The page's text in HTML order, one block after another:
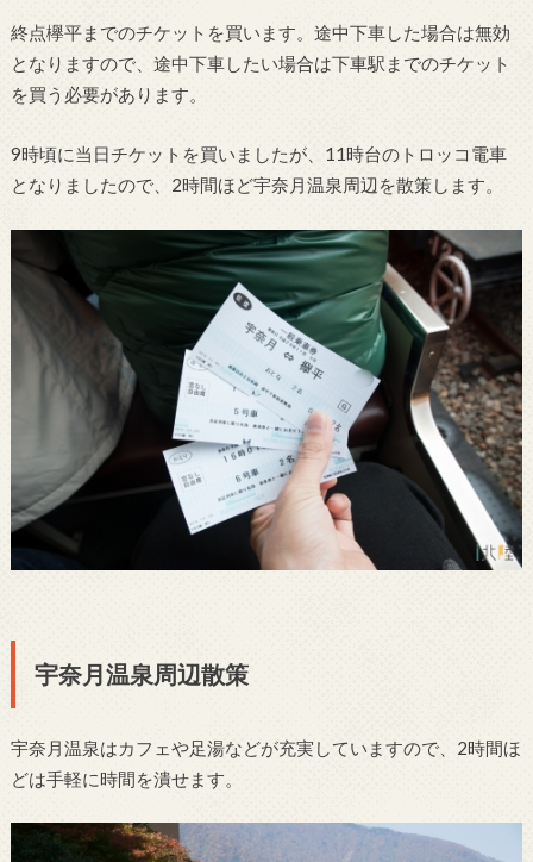
終点欅平までのチケットを買います。途中下車した場合は無効
となりますので、途中下車したい場合は下車駅までのチケット
を買う必要があります。
9時頃に当日チケットを買いましたが、11時台のトロッコ電車
となりましたので、2時間ほど宇奈月温泉周辺を散策します。
宇奈月温泉周辺散策
宇奈月温泉はカフェや足湯などが充実していますので、2時間ほ
どは手軽に時間を潰せます。